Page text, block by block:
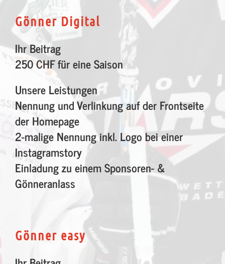
Gönner Digital
Ihr Beitrag
250 CHF für eine Saison
Unsere Leistungen
Nennung und Verlinkung auf der Frontseite
der Homepage
2-malige Nennung inkl. Logo bei einer
Instagramstory
Einladung zu einem Sponsoren- &
Gönneranlass
Gönner easy